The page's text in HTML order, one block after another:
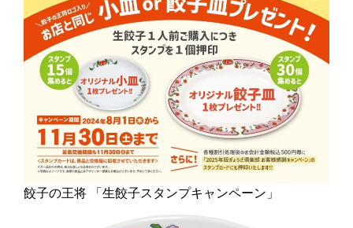
餃子の王将 「生餃子スタンプキャンペーン」